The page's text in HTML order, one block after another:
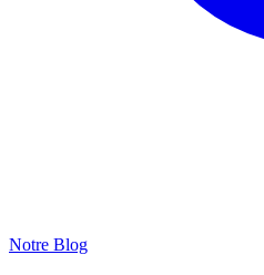
Notre Blog